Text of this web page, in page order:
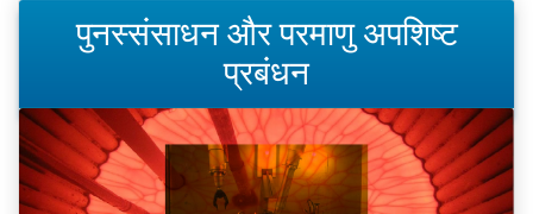
पुनस्संसाधन और परमाणु अपशिष्ट
प्रबंधन